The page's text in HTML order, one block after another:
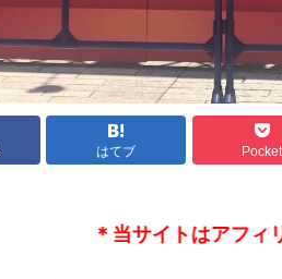
はてブ Pocket
当サイトはアフィリエイト広